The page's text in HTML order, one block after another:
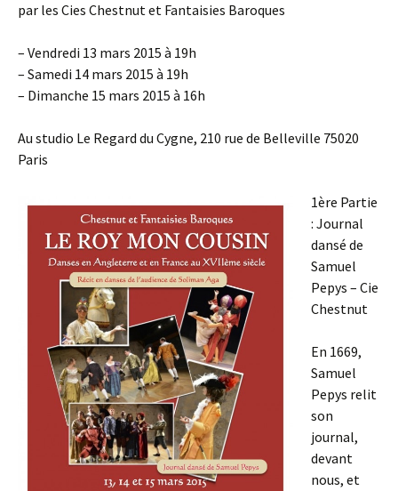
par les Cies Chestnut et Fantaisies Baroques
– Vendredi 13 mars 2015 à 19h
– Samedi 14 mars 2015 à 19h
– Dimanche 15 mars 2015 à 16h
Au studio Le Regard du Cygne, 210 rue de Belleville 75020
Paris
1ère Partie
: Journal
dansé de
Samuel
Pepys – Cie
Chestnut
En 1669,
Samuel
Pepys relit
son
journal,
devant
nous, et